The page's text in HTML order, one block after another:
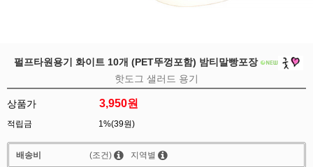
펄프타원용기 화이트 10개 (PET뚜껑포함) 밤티말빵포장
핫도그 샐러드 용기
상품가 3,950원
적립금 1%(39원)
배송비 (조건) 지역별